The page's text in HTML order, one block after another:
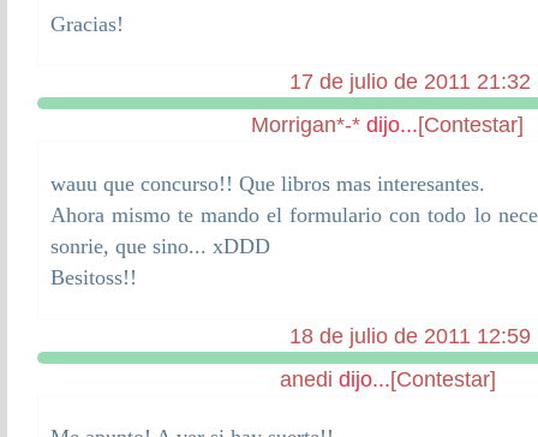
Gracias!
17 de julio de 2011 21:32
Morrigan*-* dijo...[Contestar]
wauu que concurso!! Que libros mas interesantes.
Ahora mismo te mando el formulario con todo lo
sonrie, que sino... xDDD
Besitoss!!
18 de julio de 2011 12:59
anedi dijo...[Contestar]